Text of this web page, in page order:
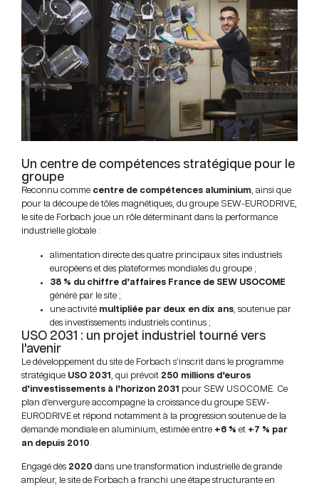
Un centre de compétences stratégique pour le
groupe
Reconnu comme centre de compétences aluminium, ainsi que
pour la découpe de tôles magnétiques, du groupe SEW-EURODRIVE,
le site de Forbach joue un rôle déterminant dans la performance
industrielle globale :
alimentation directe des quatre principaux sites industriels
européens et des plateformes mondiales du groupe ;
38 % du chiffre d’affaires France de SEW USOCOME
généré par le site ;
une activité multipliée par deux en dix ans , soutenue par
des investissements industriels continus ;
USO 2031 : un projet industriel tourné vers
l'avenir​
Le développement du site de Forbach s’inscrit dans le programme
stratégique USO 2031 , qui prévoit 250 millions d’euros
d’investissements à l’horizon 2031 pour SEW USOCOME. Ce
plan d’envergure accompagne la croissance du groupe SEW-
EURODRIVE et répond notamment à la progression soutenue de la
demande mondiale en aluminium, estimée entre +6 % et +7 % par
an depuis 2010
Engagé dès 2020 dans une transformation industrielle de grande
ampleur, le site de Forbach a franchi une étape structurante en